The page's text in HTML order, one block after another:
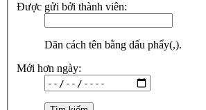
Được gửi bởi thành viên:
Dãn cách tên bằng dấu phẩy(,).
Mới hơn ngày: